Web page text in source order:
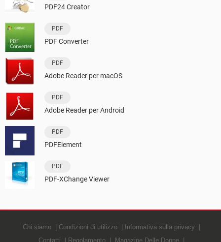
PDF24 Creator
PDF
PDF Converter
PDF
Adobe Reader per macOS
PDF
Adobe Reader per Android
PDF
PDFElement
PDF
PDF-XChange Viewer
Chi siamo Condizioni di utilizzo
Informativa sulla privacy
Contatti
Regolamento Magazine Delle Donne